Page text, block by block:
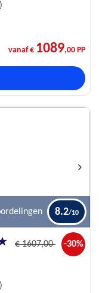
vanaf € 1089,00 PP
8.2
€1607,00 -30%